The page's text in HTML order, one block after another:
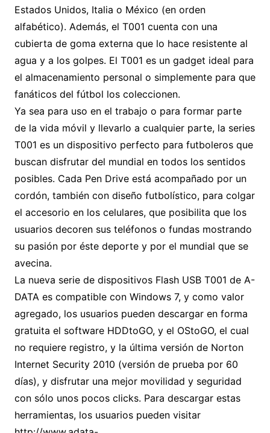
Estados Unidos, Italia o México (en orden
alfabético). Además, el T001 cuenta con una
cubierta de goma externa que lo hace resistente al
agua y a los golpes. El T001 es un gadget ideal para
el almacenamiento personal o simplemente para que
fanáticos del fútbol los coleccionen.
Ya sea para uso en el trabajo o para formar parte
de la vida móvil y llevarlo a cualquier parte, la series
T001 es un dispositivo perfecto para futboleros que
buscan disfrutar del mundial en todos los sentidos
posibles. Cada Pen Drive está acompañado por un
cordón, también con diseño futbolístico, para colgar
el accesorio en los celulares, que posibilita que los
usuarios decoren sus teléfonos o fundas mostrando
su pasión por éste deporte y por el mundial que se
avecina.
La nueva serie de dispositivos Flash USB T001 de A-
DATA es compatible con Windows 7, y como valor
agregado, los usuarios pueden descargar en forma
gratuita el software HDDtoGO, y el OStoGO, el cual
no requiere registro, y la última versión de Norton
Internet Security 2010 (versión de prueba por 60
días), y disfrutar una mejor movilidad y seguridad
con sólo unos pocos clicks. Para descargar estas
herramientas, los usuarios pueden visitar